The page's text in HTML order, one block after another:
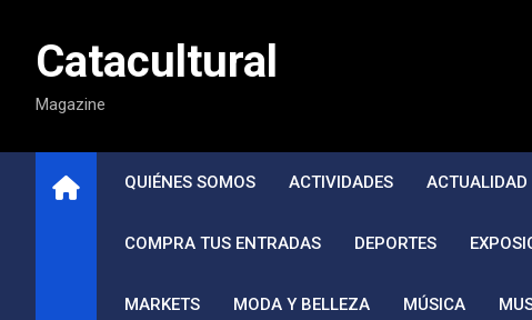
contenidoCatacultural
Magazine
QUIÉNES SOMOS ACTIVIDADES ACTUALIDAD
COMPRA TUS ENTRADAS DEPORTES
MARKETS MODA Y BELLEZA MÚSICA